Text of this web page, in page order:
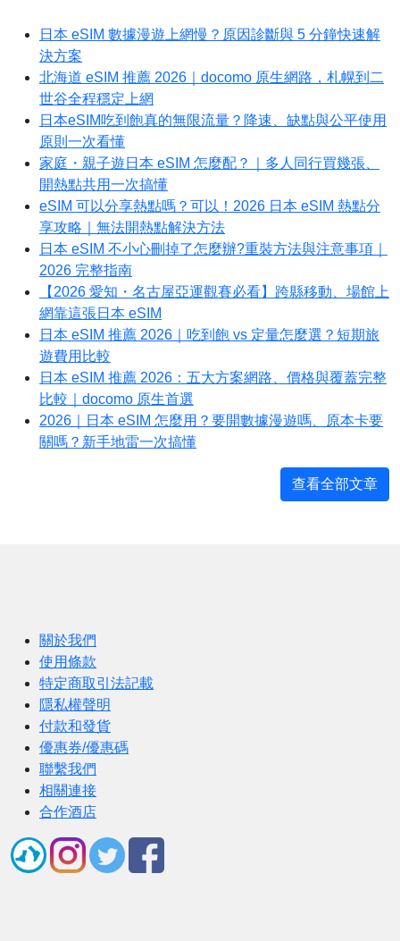
日本 eSIM 數據漫遊上網慢？原因診斷與 5 分鐘快速解
決方案
北海道 eSIM 推薦 2026｜docomo 原生網路，札幌到二
世谷全程穩定上網
日本eSIM吃到飽真的無限流量？降速、缺點與公平使用
原則一次看懂
家庭・親子遊日本 eSIM 怎麼配？｜多人同行買幾張、
開熱點共用一次搞懂
eSIM 可以分享熱點嗎？可以！2026 日本 eSIM 熱點分
享攻略｜無法開熱點解決方法
日本 eSIM 不小心刪掉了怎麼辦?重裝方法與注意事項｜
2026 完整指南
【2026 愛知・名古屋亞運觀賽必看】跨縣移動、場館上
網靠這張日本 eSIM
日本 eSIM 推薦 2026｜吃到飽 vs 定量怎麼選？短期旅
遊費用比較
日本 eSIM 推薦 2026：五大方案網路、價格與覆蓋完整
比較｜docomo 原生首選
2026｜日本 eSIM 怎麼用？要開數據漫遊嗎、原本卡要
關嗎？新手地雷一次搞懂
查看全部文章
關於我們
使用條款
特定商取引法記載
隱私權聲明
付款和發貨
優惠券/優惠碼
聯繫我們
相關連接
合作酒店